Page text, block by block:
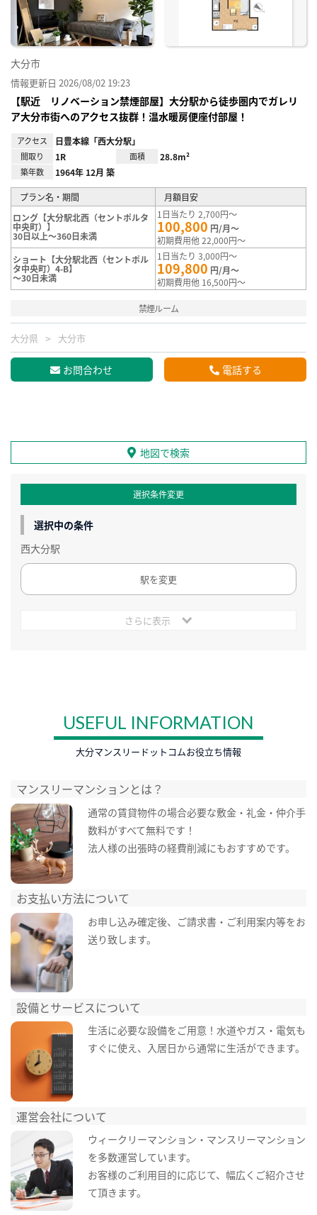
大分市
情報更新日 2026/08/02 19:23
【駅近 リノベーション禁煙部屋】大分駅から徒歩圏内でガレリ
ア大分市街へのアクセス抜群！温水暖房便座付部屋！
アクセス 日豊本線「西大分駅」
間取り 1R 面積 28.8m²
築年数 1964年 12月 築
プラン名・期間
月額目安
ロング【大分駅北西（セントポルタ
中央町）】
30日以上～360日未満
1日当たり 2,700円～
100,800 円/月～
初期費用他 22,000円～
ショート【大分駅北西（セントポル
タ中央町）4-B】
～30日未満
1日当たり 3,000円～
109,800 円/月～
初期費用他 16,500円～
禁煙ルーム
大分県 大分市
お問合わせ 電話する
地図で検索
選択条件変更
選択中の条件
西大分駅
駅を変更
さらに表示
USEFUL INFORMATION
大分マンスリードットコムお役立ち情報
マンスリーマンションとは？
通常の賃貸物件の場合必要な敷金・礼金・仲介手
数料がすべて無料です！
法人様の出張時の経費削減にもおすすめです。
お支払い方法について
お申し込み確定後、ご請求書・ご利用案内等をお
送り致します。
設備とサービスについて
生活に必要な設備をご用意！水道やガス・電気も
すぐに使え、入居日から通常に生活ができます。
運営会社について
ウィークリーマンション・マンスリーマンション
を多数運営しています。
お客様のご利用目的に応じて、幅広くご紹介させ
て頂きます。